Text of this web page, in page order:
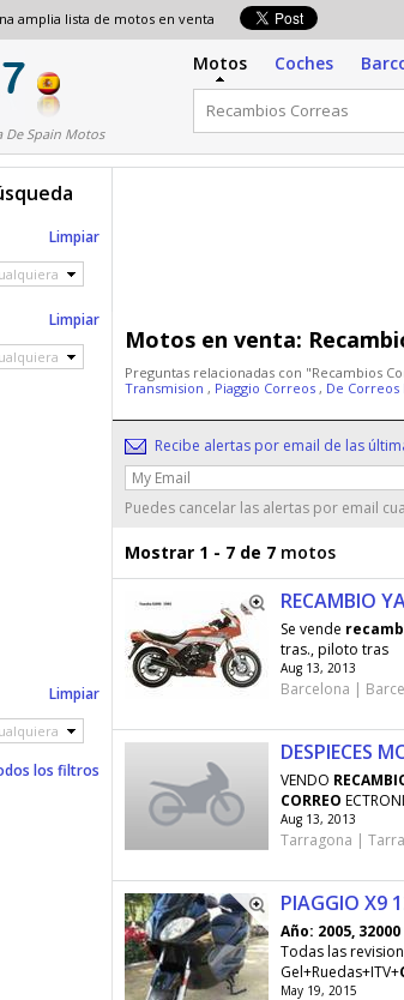
amplia lista de motos en venta
De Spain Motos
Motos Coches
Motos en venta:
Preguntas relacionadas con "Recambios
Transmision , Piaggio Correos , De Correos
Recibe alertas por email de las
Puedes cancelar las alertas por email
Mostrar 1 - 7 de 7 motos
RECAMBIO
Se vende
tras., piloto tras
Aug 13, 2013
Barcelona |
DESPIECES
VENDO
CORREO
Aug 13, 2013
Tarragona |
PIAGGIO X9
Año: 2005,
Todas las
Gel+Ruedas+ITV+
May 19, 2015
Limpiar
Limpiar
Limpiar
los filtros